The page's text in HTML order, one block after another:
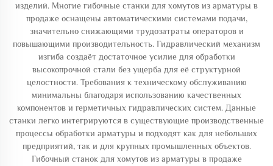
изделий. Многие гибочные станки для хомутов из арматуры в
продаже оснащены автоматическими системами подачи,
значительно снижающими трудозатраты операторов и
повышающими производительность. Гидравлический механизм
изгиба создаёт достаточное усилие для обработки
высокопрочной стали без ущерба для её структурной
целостности. Требования к техническому обслуживанию
минимальны благодаря использованию качественных
компонентов и герметичных гидравлических систем. Данные
станки легко интегрируются в существующие производственные
процессы обработки арматуры и подходят как для небольших
предприятий, так и для крупных промышленных объектов.
Гибочный станок для хомутов из арматуры в продаже